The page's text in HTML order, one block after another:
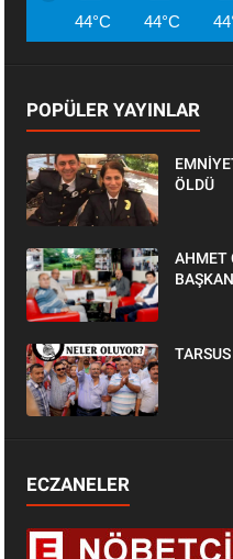
44°C 44°C
POPÜLER YAYINLAR
ÖLDÜ
AHMET CEYLAN
ECZANELER